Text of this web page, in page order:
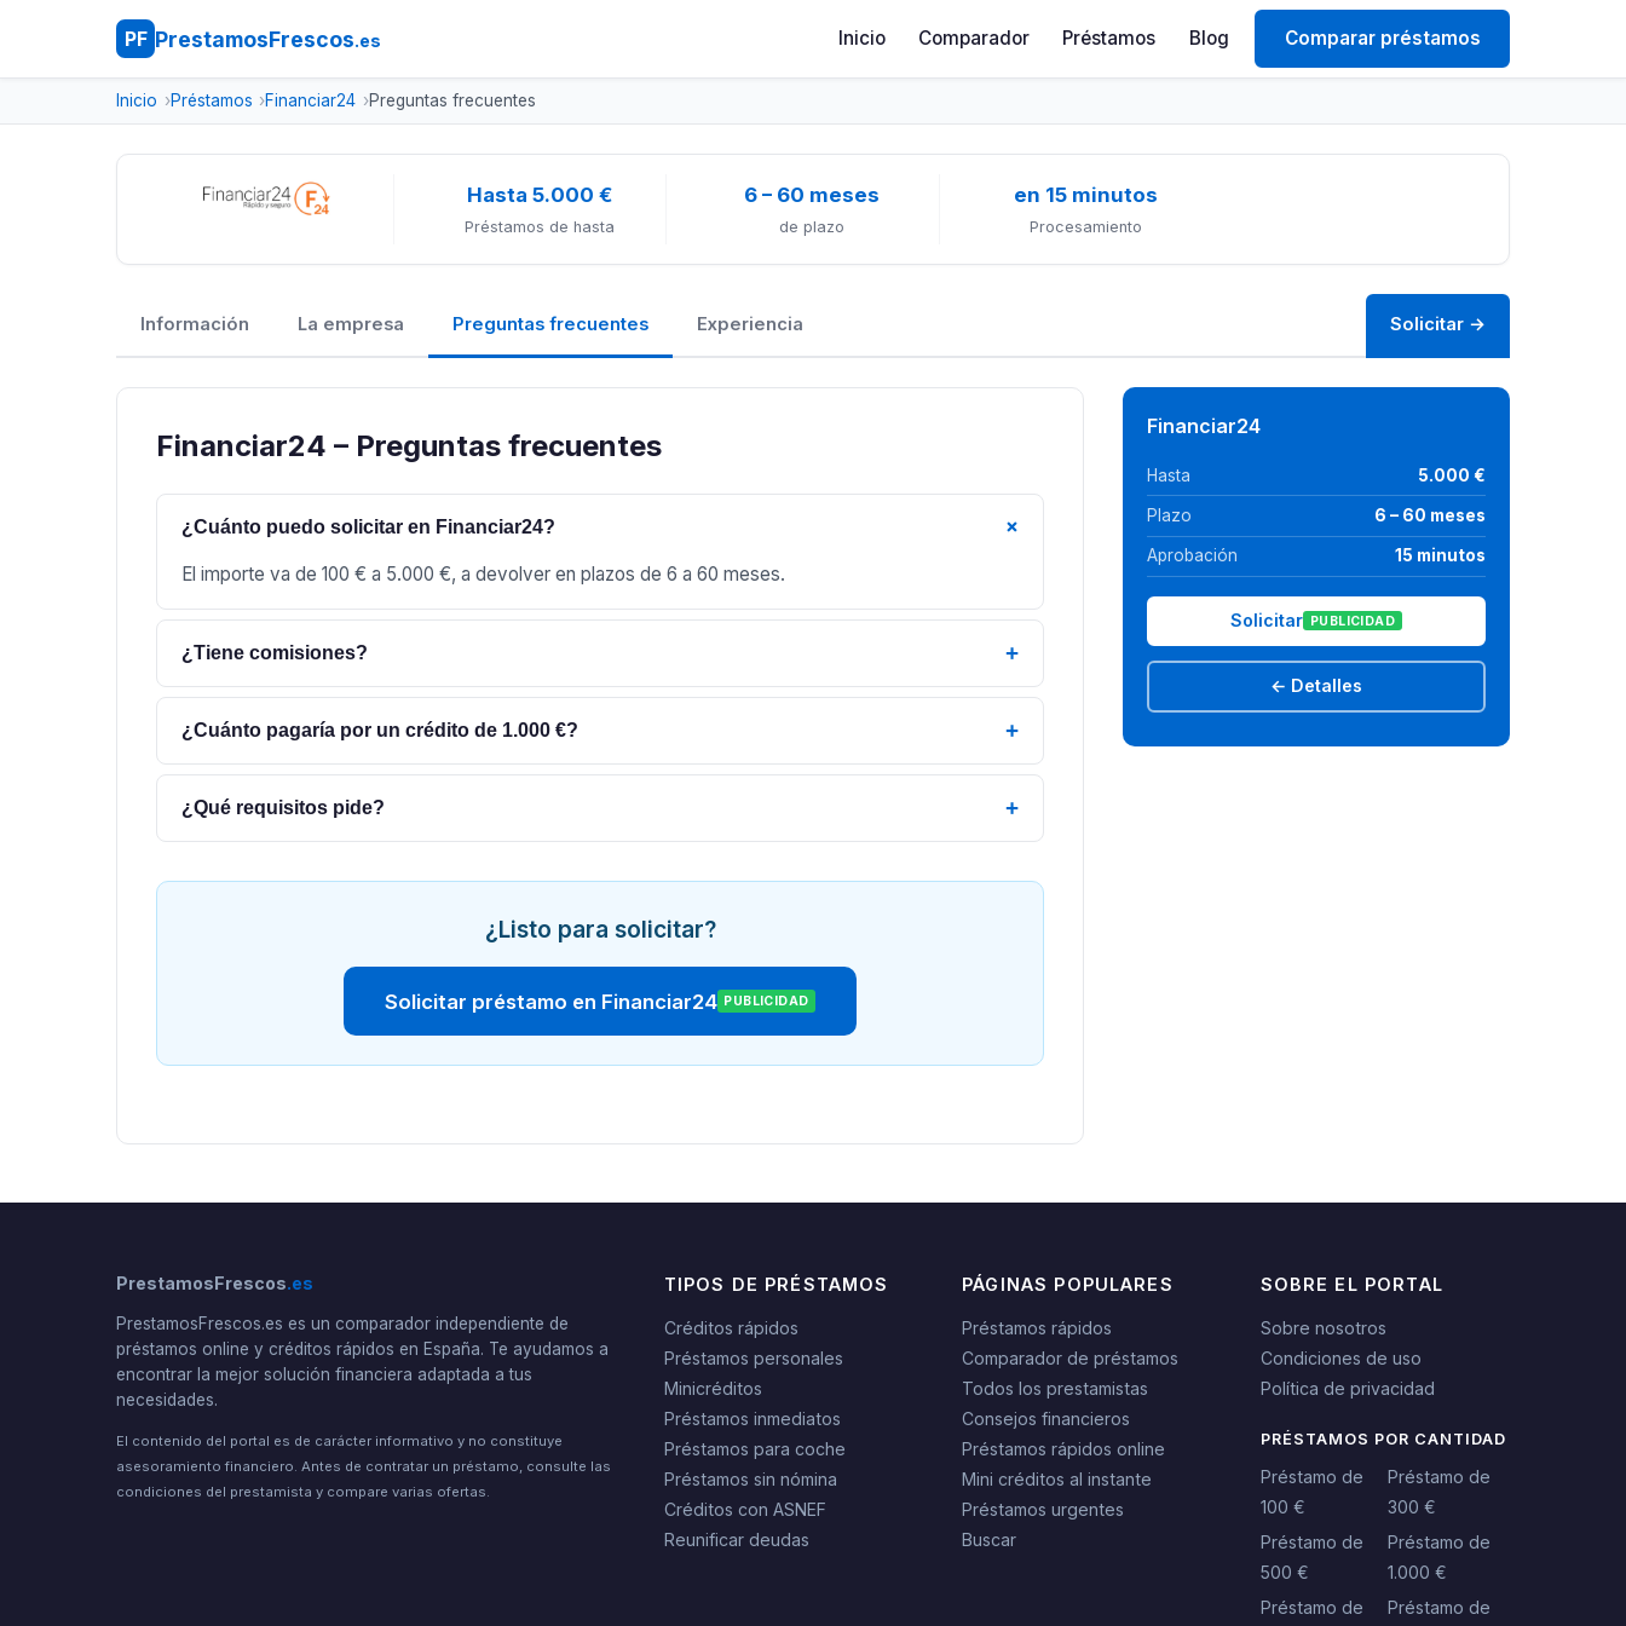
PF PrestamosFrescos.es Inicio Comparador Préstamos Blog Comparar préstamos
Inicio Préstamos Financiar24 Preguntas frecuentes
Hasta 5.000 €
Préstamos de hasta
6 – 60 meses
de plazo
en 15 minutos
Procesamiento
Información La empresa Preguntas frecuentes Experiencia Solicitar →
Financiar24 – Preguntas frecuentes
¿Cuánto puedo solicitar en Financiar24? +
El importe va de 100 € a 5.000 €, a devolver en plazos de 6 a 60 meses.
¿Tiene comisiones? +
¿Cuánto pagaría por un crédito de 1.000 €? +
¿Qué requisitos pide? +
¿Listo para solicitar?
Solicitar préstamo en Financiar24 PUBLICIDAD
Financiar24
Hasta 5.000 €
Plazo 6 – 60 meses
Aprobación 15 minutos
Solicitar PUBLICIDAD
← Detalles
PrestamosFrescos.es
PrestamosFrescos.es es un comparador independiente de
préstamos online y créditos rápidos en España. Te ayudamos a
encontrar la mejor solución financiera adaptada a tus
necesidades.
El contenido del portal es de carácter informativo y no constituye
asesoramiento financiero. Antes de contratar un préstamo, consulte las
condiciones del prestamista y compare varias ofertas.
TIPOS DE PRÉSTAMOS
Créditos rápidos
Préstamos personales
Minicréditos
Préstamos inmediatos
Préstamos para coche
Préstamos sin nómina
Créditos con ASNEF
Reunificar deudas
PÁGINAS POPULARES
Préstamos rápidos
Comparador de préstamos
Todos los prestamistas
Consejos financieros
Préstamos rápidos online
Mini créditos al instante
Préstamos urgentes
Buscar
SOBRE EL PORTAL
Sobre nosotros
Condiciones de uso
Política de privacidad
PRÉSTAMOS POR CANTIDAD
Préstamo de
100 €
Préstamo de
300 €
Préstamo de
500 €
Préstamo de
1.000 €
Préstamo de
Préstamo de